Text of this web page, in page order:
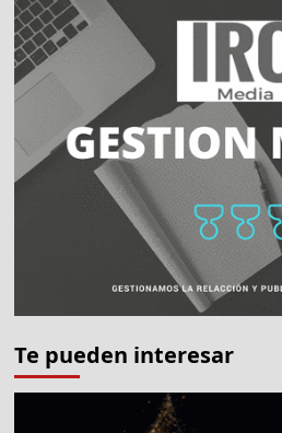
Te pueden interesar